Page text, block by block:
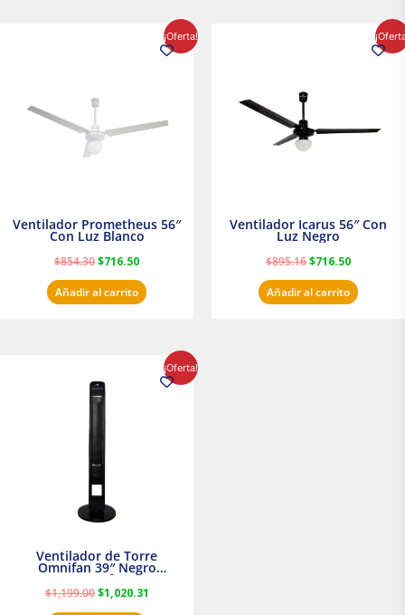
¡Oferta!
Ventilador Prometheus 56″
Con Luz Blanco
$854.30$716.50
precio
actual
Añadir al carrito
Ventilador Icarus 56″ Con
Luz Negro
$895.16$716.50
precio
actual
Añadir al carrito
¡Oferta!
Ventilador de Torre
Omnifan 39″ Negro
Masterfan
$1,199.00
original
era:
$1,020.31
precio
actual